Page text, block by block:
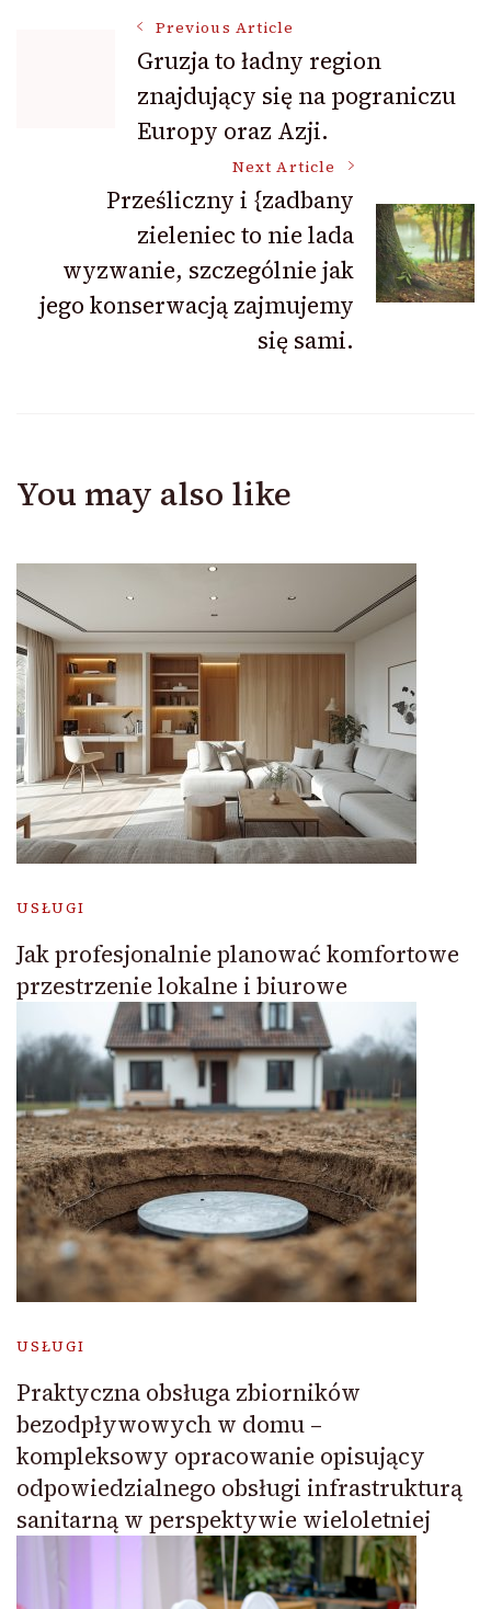
Navigation
Previous Article
Gruzja to ładny region
znajdujący się na pograniczu
Europy oraz Azji.
Next Article
Prześliczny i {zadbany
zieleniec to nie lada
wyzwanie, szczególnie jak
jego konserwacją zajmujemy
się sami.
You may also like
USŁUGI
Jak profesjonalnie planować komfortowe
przestrzenie lokalne i biurowe
USŁUGI
Praktyczna obsługa zbiorników
bezodpływowych w domu –
kompleksowy opracowanie opisujący
odpowiedzialnego obsługi infrastrukturą
sanitarną w perspektywie wieloletniej